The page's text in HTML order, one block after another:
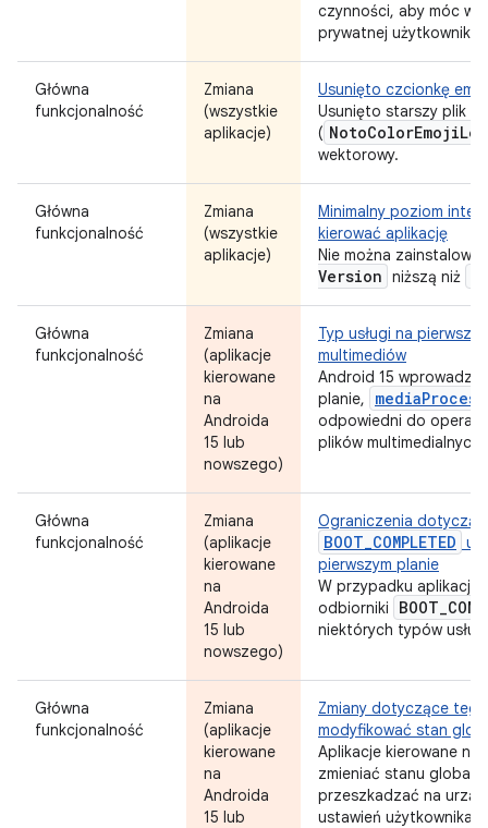
czynności, aby móc
prywatnej użytkownika
Główna
funkcjonalność
Zmiana
(wszystkie
aplikacje)
Usunięto czcionkę
Usunięto starszy plik
( NotoColorEmoji
wektorowy.
Główna
funkcjonalność
Zmiana
(wszystkie
aplikacje)
Minimalny poziom
kierować aplikację
Nie można
Version niższą niż
Główna
funkcjonalność
Zmiana
(aplikacje
kierowane
na
Androida
15 lub
nowszego)
Typ usługi na
multimediów
Android 15 wprowadza
planie,
odpowiedni do
plików multimedialnych.
Główna
funkcjonalność
Zmiana
(aplikacje
kierowane
na
Androida
15 lub
nowszego)
Ograniczenia
BOOT_COMPLETED
pierwszym planie
W przypadku aplikacji
odbiorniki
BOOT_
niektórych typów
Główna
funkcjonalność
Zmiana
(aplikacje
kierowane
na
Androida
15 lub
Zmiany dotyczące
modyfikować stan
Aplikacje kierowane na
zmieniać stanu
przeszkadzać na
ustawień użytkownika,